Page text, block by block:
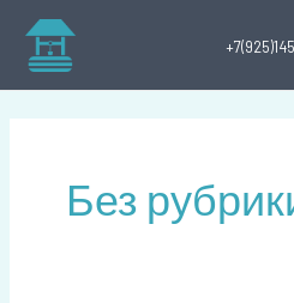
Перейти
содержимому
Без